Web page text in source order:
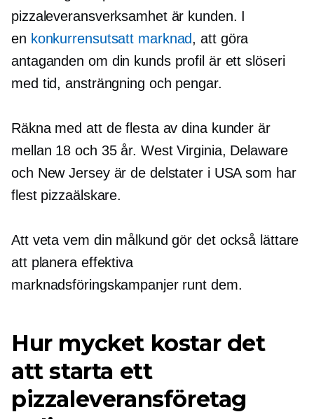
pizzaleveransverksamhet är kunden. I
en konkurrensutsatt marknad, att göra
antaganden om din kunds profil är ett slöseri
med tid, ansträngning och pengar.
Räkna med att de flesta av dina kunder är
mellan 18 och 35 år. West Virginia, Delaware
och New Jersey är de delstater i USA som har
flest pizzaälskare.
Att veta vem din målkund gör det också lättare
att planera effektiva
marknadsföringskampanjer runt dem.
Hur mycket kostar det
att starta ett
pizzaleveransföretag